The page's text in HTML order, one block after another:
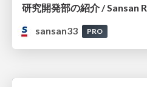
研究開発部の紹介 / Sansan
sansan33
PRO